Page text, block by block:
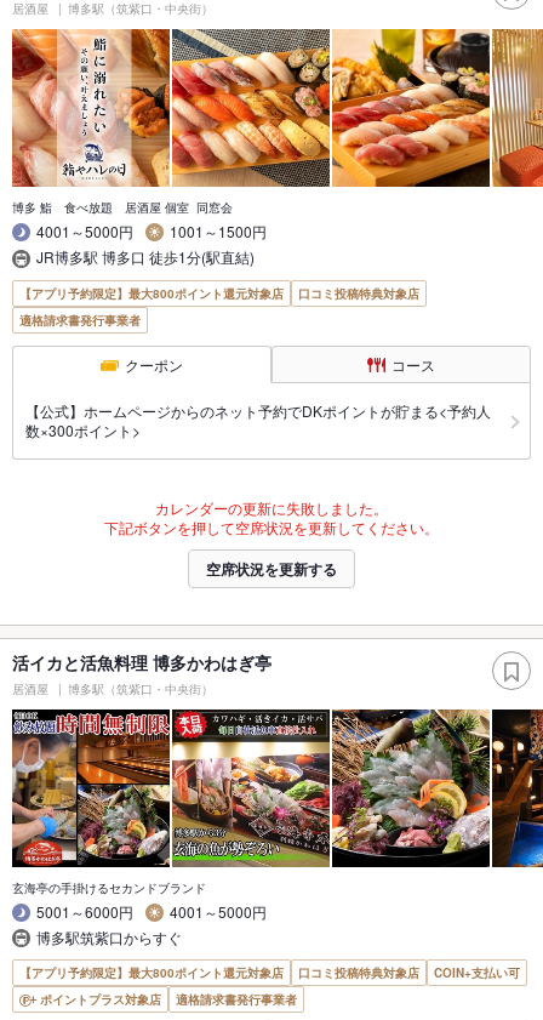
居酒屋 博多駅（筑紫口・中央街）
博多 鮨 食べ放題 居酒屋 個室 同窓会
4001～5000円
1001～1500円
JR博多駅 博多口 徒歩1分(駅直結)
【アプリ予約限定】最大800ポイント還元対象店
口コミ投稿特典対象店
適格請求書発行事業者
クーポン コース
【公式】ホームページからのネット予約でDKポイントが貯まる<予約人
数×300ポイント>
カレンダーの更新に失敗しました。
下記ボタンを押して空席状況を更新してください。
空席状況を更新する
活イカと活魚料理 博多かわはぎ亭
居酒屋 博多駅（筑紫口・中央街）
玄海亭の手掛けるセカンドブランド
5001～6000円
4001～5000円
博多駅筑紫口からすぐ
【アプリ予約限定】最大800ポイント還元対象店 口コミ投稿特典対象店
COIN+支払い可
ポイントプラス対象店
適格請求書発行事業者